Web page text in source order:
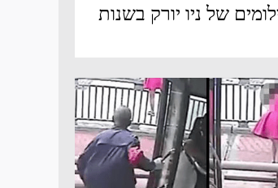
צילומים של ניו יורק בשנות